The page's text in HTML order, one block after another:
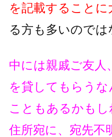
を記載することに
る方も多いので
中には親戚ご友人
を貸してもらうな
こともあるかも
住所宛に、宛先不